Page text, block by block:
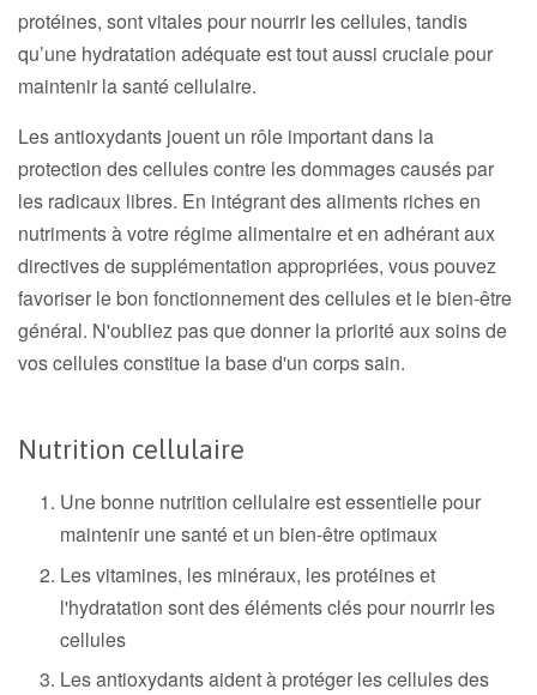
protéines, sont vitales pour nourrir les cellules, tandis
qu’une hydratation adéquate est tout aussi cruciale pour
maintenir la santé cellulaire.
Les antioxydants jouent un rôle important dans la
protection des cellules contre les dommages causés par
les radicaux libres. En intégrant des aliments riches en
nutriments à votre régime alimentaire et en adhérant aux
directives de supplémentation appropriées, vous pouvez
favoriser le bon fonctionnement des cellules et le bien-être
général. N'oubliez pas que donner la priorité aux soins de
vos cellules constitue la base d'un corps sain.
Nutrition cellulaire
Une bonne nutrition cellulaire est essentielle pour
maintenir une santé et un bien-être optimaux
Les vitamines, les minéraux, les protéines et
l'hydratation sont des éléments clés pour nourrir les
cellules
Les antioxydants aident à protéger les cellules des